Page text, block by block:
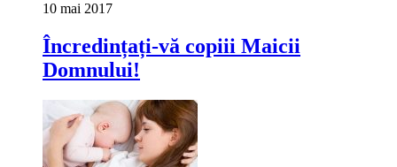
10 mai 2017
Încredințați-vă copiii Maicii
Domnului!